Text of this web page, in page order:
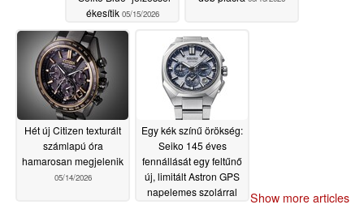
ékesítik 05/15/2026
Hét új Citizen texturált
számlapú óra
hamarosan megjelenik
05/14/2026
Egy kék színű örökség:
Seiko 145 éves
fennállását egy feltűnő
új, limitált Astron GPS
napelemes szolárral
Show more articles